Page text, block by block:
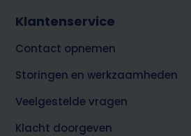
Klantenservice
Contact opnemen
Storingen en werkzaamheden
Veelgestelde vragen
Klacht doorgeven